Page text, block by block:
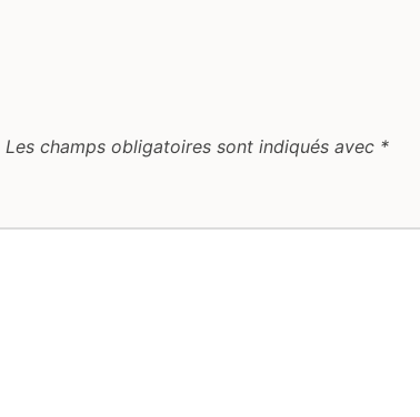
Les champs obligatoires sont indiqués avec *